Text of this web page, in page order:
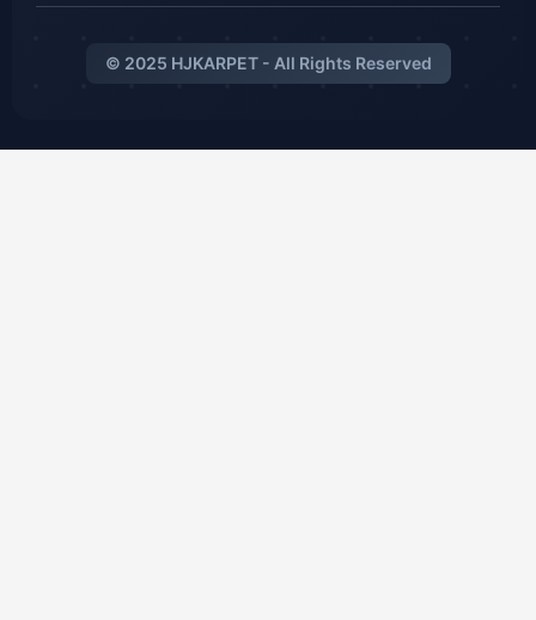
© 2025 HJKARPET - All Rights Reserved